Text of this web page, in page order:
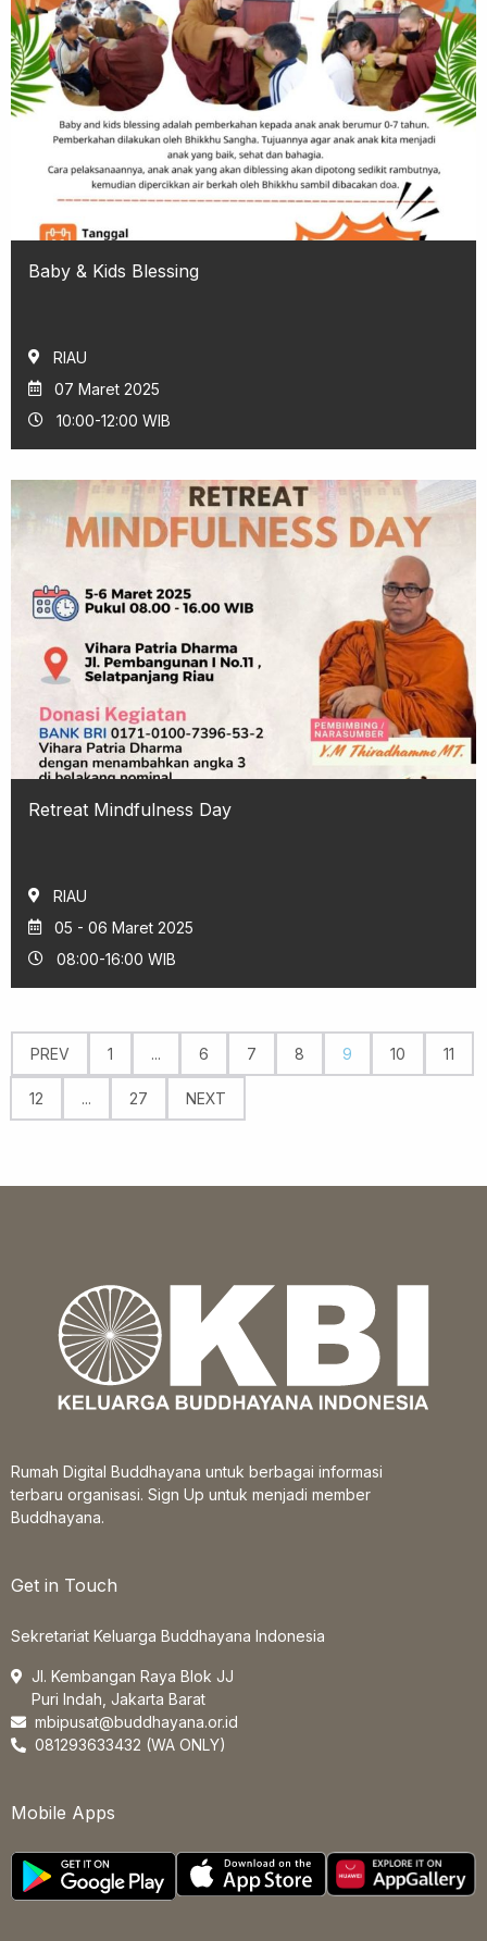
Baby & Kids Blessing
RIAU
07 Maret 2025
10:00-12:00 WIB
Retreat Mindfulness Day
RIAU
05 - 06 Maret 2025
08:00-16:00 WIB
PREV 1 ... 6 7 8 9 10 11
12 ... 27 NEXT
Rumah Digital Buddhayana untuk berbagai informasi
terbaru organisasi. Sign Up untuk menjadi member
Buddhayana.
Get in Touch
Sekretariat Keluarga Buddhayana Indonesia
Jl. Kembangan Raya Blok JJ
Puri Indah, Jakarta Barat
mbipusat@buddhayana.or.id
081293633432 (WA ONLY)
Mobile Apps